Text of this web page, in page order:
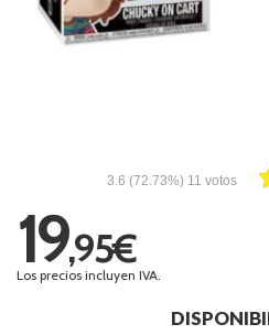
3.6 (72.73%) 11 votos
19,95€
Los precios incluyen IVA.